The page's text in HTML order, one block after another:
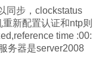
同步，clockstatus
新配置认证和ntp则
time :00:
务器是server2008